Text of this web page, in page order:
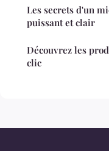
Les secrets d'un
puissant et clair
Découvrez les
clic